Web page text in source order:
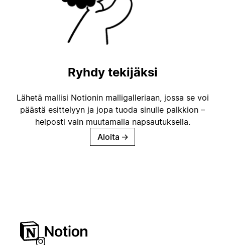
Ryhdy tekijäksi
Lähetä mallisi Notionin malligalleriaan, jossa se voi
päästä esittelyyn ja jopa tuoda sinulle palkkion –
helposti vain muutamalla napsautuksella.
Aloita →